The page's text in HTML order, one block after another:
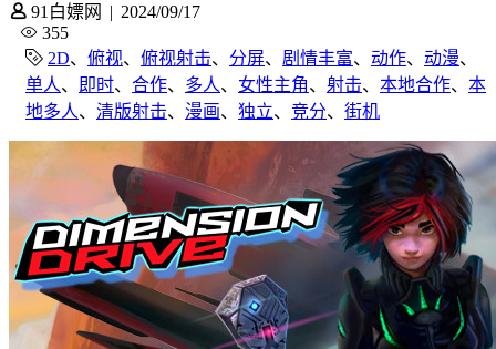
91白嫖网 | 2024/09/17
355
2D、 俯视、 俯视射击、 分屏、 剧情丰富、 动作、 动漫、
单人、 即时、 合作、 多人、 女性主角、 射击、 本地合作、 本
地多人、 清版射击、 漫画、 独立、 竞分、 街机